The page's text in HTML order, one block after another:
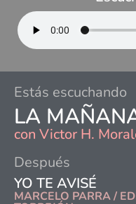
Estás escuchando
LA
con Victor H.
Después
YO TE AVISÉ
MARCELO PARRA /